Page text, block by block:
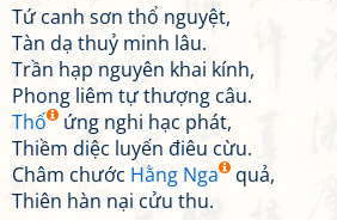
Tứ canh sơn thổ nguyệt,
Tàn dạ thuỷ minh lâu.
Trần hạp nguyên khai kính,
Phong liêm tự thượng câu.
Thố
ứng nghi hạc phát,
Thiềm diệc luyến điêu cừu.
Châm chước Hằng Nga
quả,
Thiên hàn nại cửu thu.